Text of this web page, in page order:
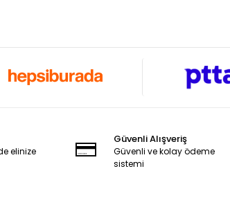
elinize
Güvenli Alışveriş
Güvenli ve kolay ödeme
sistemi